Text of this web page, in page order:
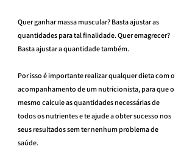
Quer ganhar massa muscular? Basta ajustar as
quantidades para tal finalidade. Quer emagrecer?
Basta ajustar a quantidade também.
Por isso é importante realizar qualquer dieta com o
acompanhamento de um nutricionista, para que o
mesmo calcule as quantidades necessárias de
todos os nutrientes e te ajude a obter sucesso nos
seus resultados sem ter nenhum problema de
saúde.